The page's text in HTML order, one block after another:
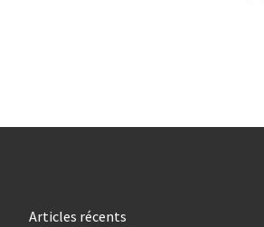
Articles récents